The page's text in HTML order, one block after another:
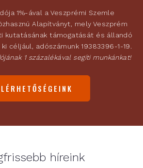
1%-ával a Veszprémi Szemle
Alapítványt, mely Veszprém
kutatásának támogatását és állandó
céljául, adószámunk 19383396-1-19.
1 százalékával segíti munkánkat!
híreink